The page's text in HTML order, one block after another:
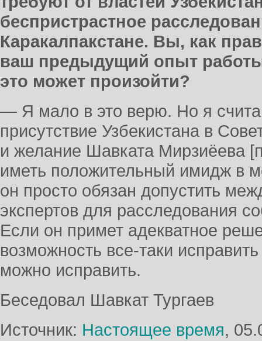
беспристрастное
Каракалпакстане. Вы, как
ваш предыдущий опыт
это может произойти?
— Я мало в это верю. Но я
присутствие Узбекистана в
и желание Шавката Мирзиёева
иметь положительный имидж в
он просто обязан допустить
экспертов для расследования
Если он примет адекватное
возможность все-таки
можно исправить.
Беседовал Шавкат Тургаев
Источник: Настоящее время,